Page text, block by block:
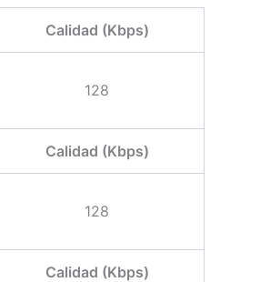
Calidad (Kbps)
128
Calidad (Kbps)
128
Calidad (Kbps)